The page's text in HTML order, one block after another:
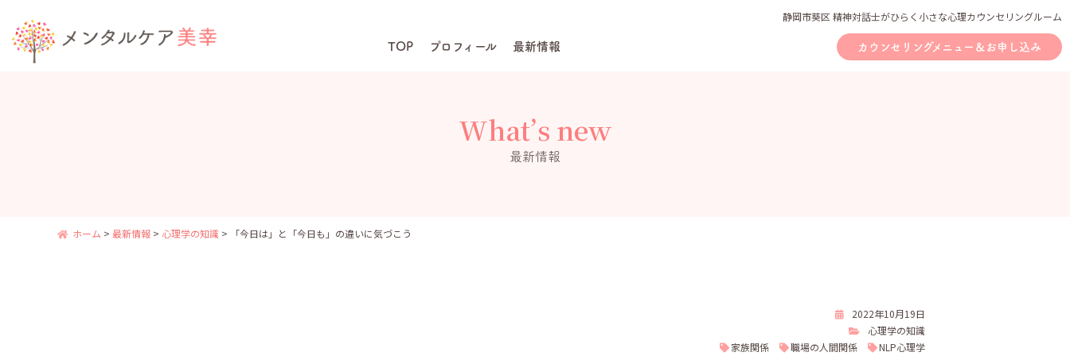
静岡市葵区 精神対話士がひらく小さな心理カウンセリングルーム
TOP プロフィール 最新情報 カウンセリングメニュー＆お申し込み
What’s new
最新情報
ホーム > 最新情報 > 心理学の知識 > 「今日は」と「今日も」の違いに気づこう
2022年10月19日
心理学の知識
家族関係
職場の人間関係 NLP心理学